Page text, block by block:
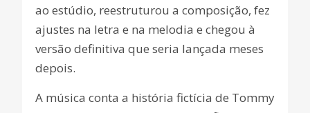
ao estúdio, reestruturou a composição, fez
ajustes na letra e na melodia e chegou à
versão definitiva que seria lançada meses
depois.
A música conta a história fictícia de Tommy